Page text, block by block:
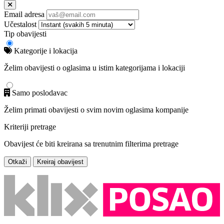
Email adresa
Učestalost
Tip obavijesti
Kategorije i lokacija
Želim obavijesti o oglasima u istim kategorijama i lokaciji
Samo poslodavac
Želim primati obavijesti o svim novim oglasima kompanije
Kriteriji pretrage
Obavijest će biti kreirana sa trenutnim filterima pretrage
Otkaži Kreiraj obavijest